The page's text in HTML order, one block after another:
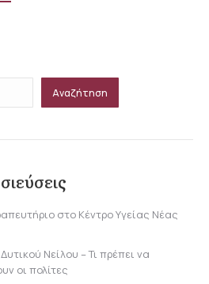
Αναζήτηση
στο Κέντρο Υγείας Νέας
Νείλου – Τι πρέπει να
οι πολίτες